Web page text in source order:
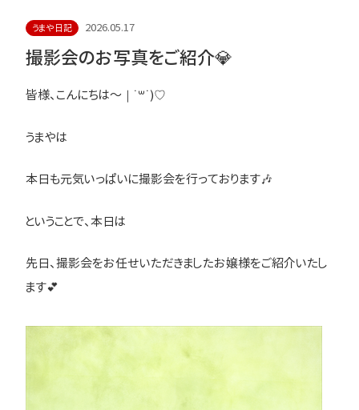
うまや日記 2026.05.17
撮影会のお写真をご紹介💎
皆様、こんにちは～｜˙꒳​˙)♡
うまやは
本日も元気いっぱいに撮影会を行っております🎶
ということで、本日は
先日、撮影会をお任せいただきましたお嬢様をご紹介いたし
ます💕